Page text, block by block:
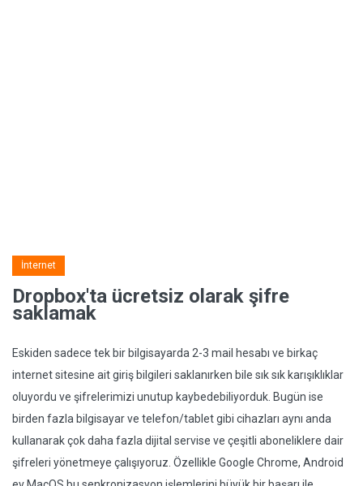
İnternet
Dropbox'ta ücretsiz olarak şifre
saklamak
Eskiden sadece tek bir bilgisayarda 2-3 mail hesabı ve birkaç
internet sitesine ait giriş bilgileri saklanırken bile sık sık karışıklıklar
oluyordu ve şifrelerimizi unutup kaybedebiliyorduk. Bugün ise
birden fazla bilgisayar ve telefon/tablet gibi cihazları aynı anda
kullanarak çok daha fazla dijital servise ve çeşitli aboneliklere dair
şifreleri yönetmeye çalışıyoruz. Özellikle Google Chrome, Android